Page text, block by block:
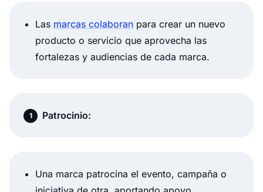
Las marcas colaboran para crear un nuevo
producto o servicio que aprovecha las
fortalezas y audiencias de cada marca.
Patrocinio:
Una marca patrocina el evento, campaña o